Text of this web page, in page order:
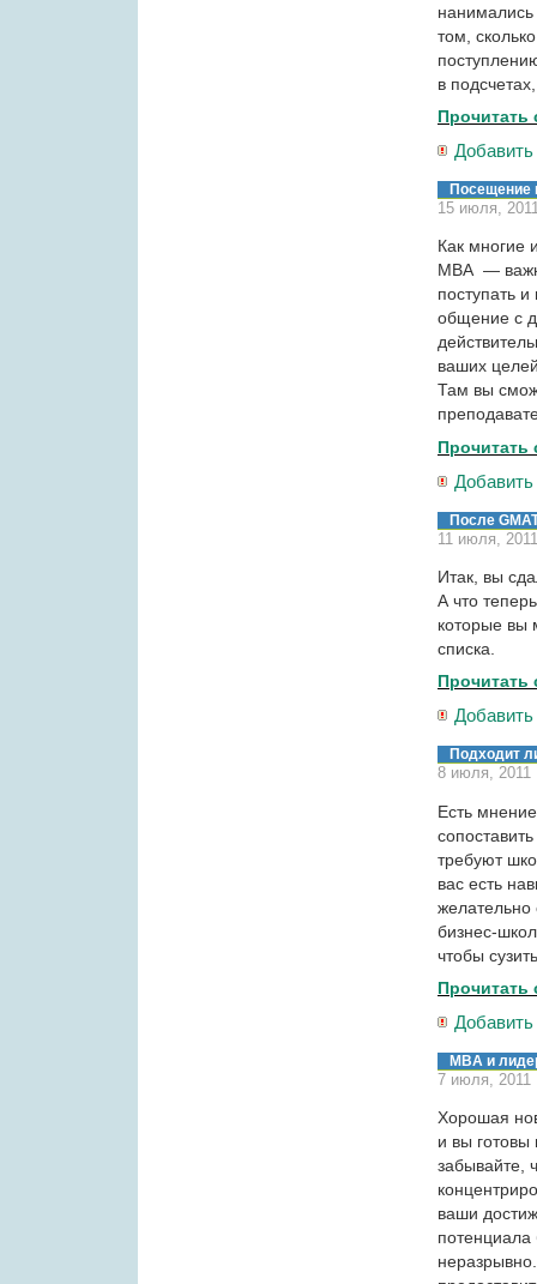
нанимались
том,
в
Прочитать
15 июля,
Как многие
MBA —
поступать
общение с
ваших
Там вы
Прочитать
После
11 июля,
Итак, вы
А что
которые вы
списка.
Прочитать
Подходит
8 июля, 2011
Есть
требуют
вас есть
желательно
бизнес-
чтобы
Прочитать
MBA и
7 июля, 2011
Хорошая
и вы готовы
забывайте,
ваши